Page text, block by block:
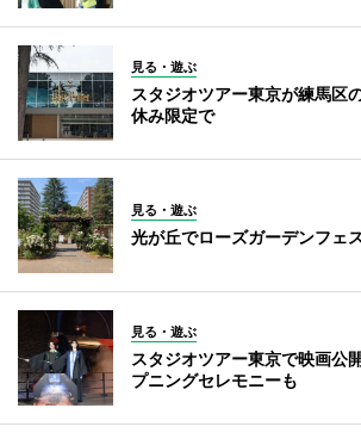
見る・遊ぶ
スタジオツアー東京が練馬
休み限定で
見る・遊ぶ
光が丘でローズガーデンフェ
見る・遊ぶ
スタジオツアー東京で映画
プニングセレモニーも